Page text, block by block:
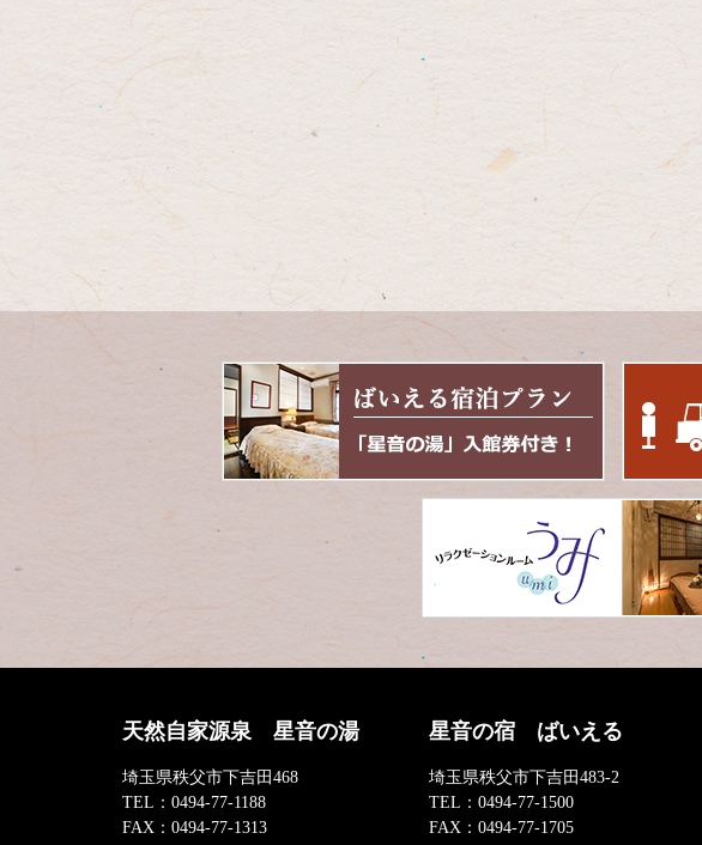
天然自家源泉 星音の湯
埼玉県秩父市下吉田468
TEL： 0494-77-1188
FAX： 0494-77-1313
星音の宿 ばいえる
埼玉県秩父市下吉田483-2
TEL：0494-77-1500
FAX：0494-77-1705